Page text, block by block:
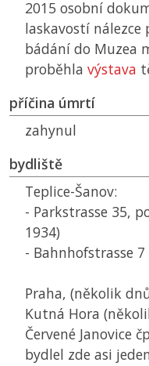
2015 osobní
laskavostí
bádání do Muzea
proběhla výstava
příčina úmrtí
zahynul
bydliště
Teplice-Šanov:
- Parkstrasse 35,
1934)
- Bahnhofstrasse
Praha, (několik
Kutná Hora
Červené Janovice
bydlel zde asi